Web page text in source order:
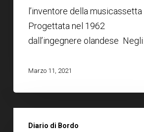
l’inventore della musicassetta
Progettata nel 1962
dall’ingegnere olandese Negli…
Marzo 11, 2021
Diario di Bordo